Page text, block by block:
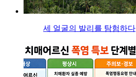
세 얼굴의 발리를 탐험하다